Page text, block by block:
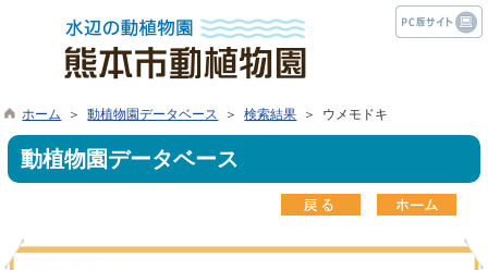
ホーム ＞動植物園データベース ＞検索結果 ＞ ウメモドキ
動植物園データベース